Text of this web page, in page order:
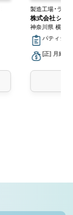
製造工場・ラボ
株式会社シュ
神奈川県 横浜
パティシエ
[正] 月給